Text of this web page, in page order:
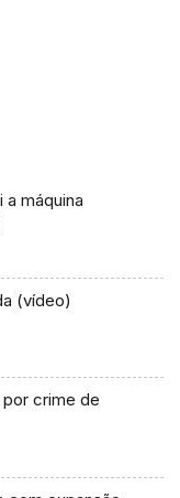
máquina
(vídeo)
crime de